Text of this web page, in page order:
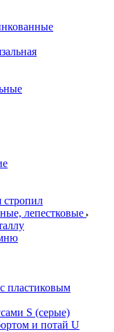
стропил
лепестковые
пластиковым
S (серые)
и потай U